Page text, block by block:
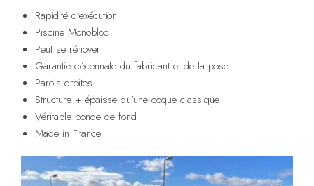
Rapidité d’exécution
Piscine Monobloc
Peut se rénover
Garantie décennale du fabricant et de la pose
Parois droites
Structure + épaisse qu’une coque classique
Véritable bonde de fond
Made in France